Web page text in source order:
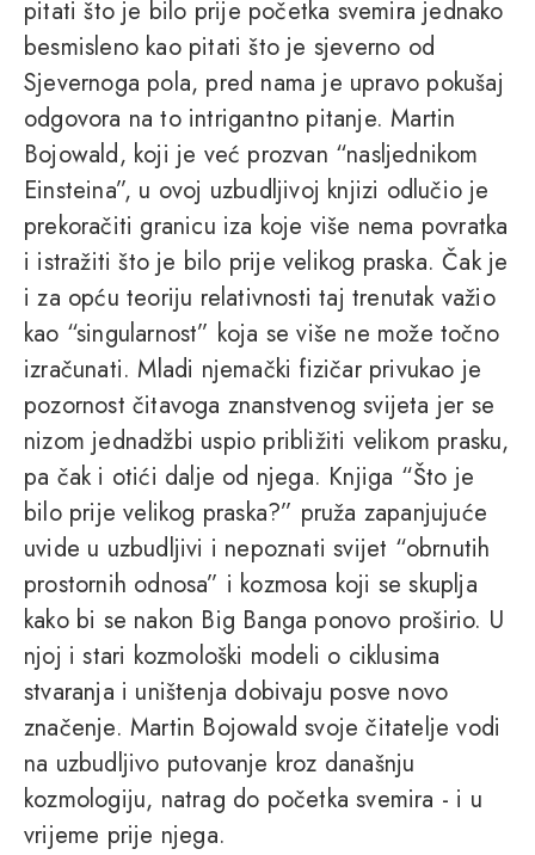
pitati što je bilo prije početka svemira jednako
besmisleno kao pitati što je sjeverno od
Sjevernoga pola, pred nama je upravo pokušaj
odgovora na to intrigantno pitanje. Martin
Bojowald, koji je već prozvan “nasljednikom
Einsteina”, u ovoj uzbudljivoj knjizi odlučio je
prekoračiti granicu iza koje više nema povratka
i istražiti što je bilo prije velikog praska. Čak je
i za opću teoriju relativnosti taj trenutak važio
kao “singularnost” koja se više ne može točno
izračunati. Mladi njemački fizičar privukao je
pozornost čitavoga znanstvenog svijeta jer se
nizom jednadžbi uspio približiti velikom prasku,
pa čak i otići dalje od njega. Knjiga “Što je
bilo prije velikog praska?” pruža zapanjujuće
uvide u uzbudljivi i nepoznati svijet “obrnutih
prostornih odnosa” i kozmosa koji se skuplja
kako bi se nakon Big Banga ponovo proširio. U
njoj i stari kozmološki modeli o ciklusima
stvaranja i uništenja dobivaju posve novo
značenje. Martin Bojowald svoje čitatelje vodi
na uzbudljivo putovanje kroz današnju
kozmologiju, natrag do početka svemira - i u
vrijeme prije njega.